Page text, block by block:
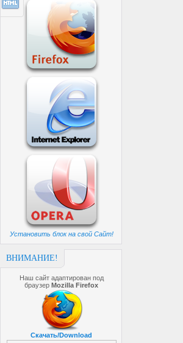
Установить блок на свой Сайт!
ВНИМАНИЕ!
Наш сайт адаптирован под
браузерMozilla Firefox
Скачать/Download